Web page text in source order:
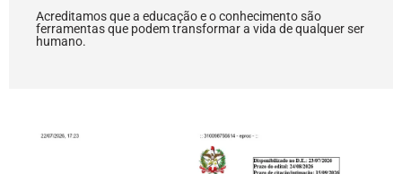
Acreditamos que a educação e o conhecimento são
ferramentas que podem transformar a vida de qualquer ser
humano.